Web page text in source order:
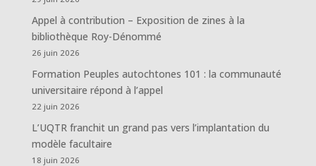
Appel à contribution – Exposition de zines à la
bibliothèque Roy-Dénommé
26 juin 2026
Formation Peuples autochtones 101 : la communauté
universitaire répond à l’appel
22 juin 2026
L’UQTR franchit un grand pas vers l’implantation du
modèle facultaire
18 juin 2026